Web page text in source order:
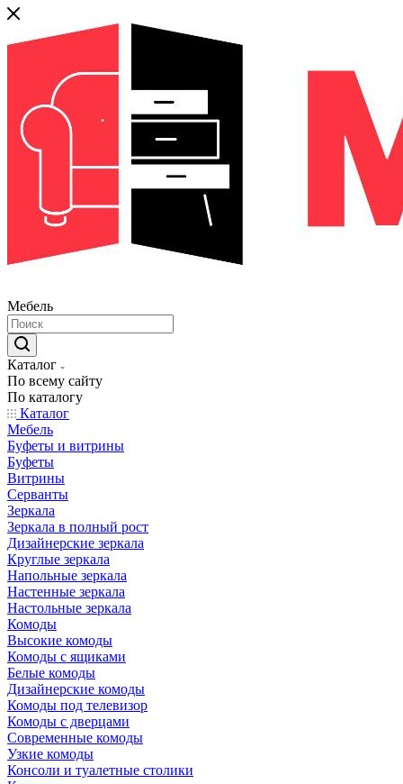
Мебель
Каталог
По всему сайту
По каталогу
Каталог
Мебель
Буфеты и витрины
Буфеты
Витрины
Серванты
Зеркала
Зеркала в полный рост
Дизайнерские зеркала
Круглые зеркала
Напольные зеркала
Настенные зеркала
Настольные зеркала
Комоды
Высокие комоды
Комоды с ящиками
Белые комоды
Дизайнерские комоды
Комоды под телевизор
Комоды с дверцами
Современные комоды
Узкие комоды
Консоли и туалетные столики